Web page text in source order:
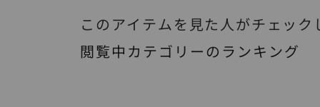
このアイテムを見た人がチェック
閲覧中カテゴリーのランキング